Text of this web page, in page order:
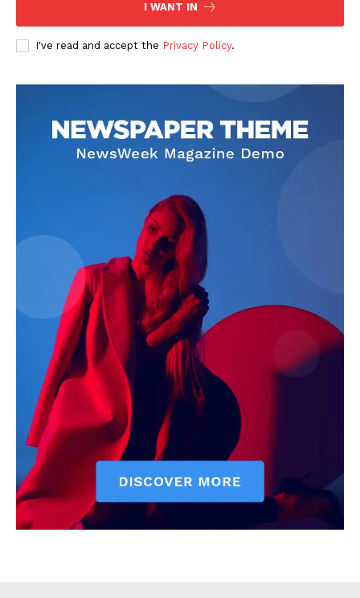
Contact us
Subscription Plans
My account
I WANT IN
I've read and accept the Privacy Policy.